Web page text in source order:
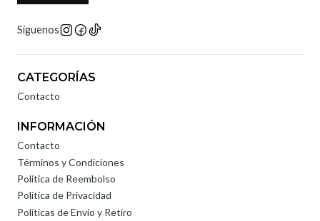
Síguenos
CATEGORÍAS
Contacto
INFORMACIÓN
Contacto
Términos y Condiciones
Política de Reembolso
Política de Privacidad
Políticas de Envío y Retiro